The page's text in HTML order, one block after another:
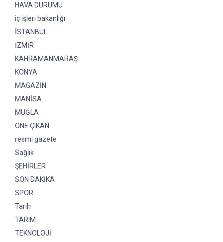
HAVA DURUMU
iç işleri bakanlığı
İSTANBUL
İZMİR
KAHRAMANMARAŞ
KONYA
MAGAZİN
MANİSA
MUĞLA
ÖNE ÇIKAN
resmi gazete
Sağlık
ŞEHİRLER
SON DAKİKA
SPOR
Tarih
TARIM
TEKNOLOJİ